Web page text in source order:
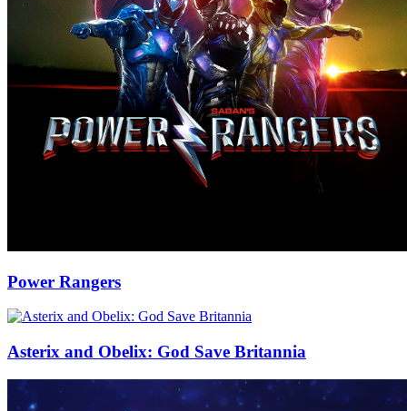
Power Rangers
Asterix and Obelix: God Save Britannia